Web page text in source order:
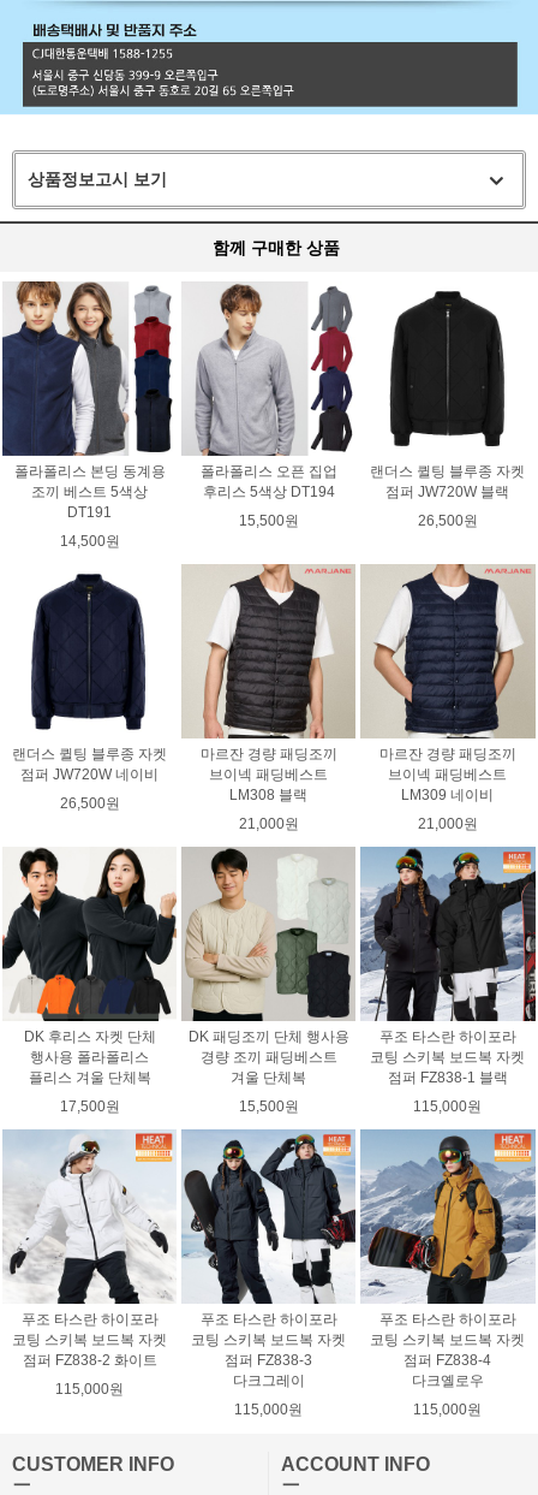
상품정보고시 보기
함께 구매한 상품
폴라폴리스 본딩 동계용
조끼 베스트 5색상
DT191
14,500원
폴라폴리스 오픈 집업
후리스 5색상 DT194
15,500원
랜더스 퀼팅 블루종 자켓
점퍼 JW720W 블랙
26,500원
랜더스 퀼팅 블루종 자켓
점퍼 JW720W 네이비
26,500원
마르잔 경량 패딩조끼
브이넥 패딩베스트
LM308 블랙
21,000원
마르잔 경량 패딩조끼
브이넥 패딩베스트
LM309 네이비
21,000원
DK 후리스 자켓 단체
행사용 폴라폴리스
플리스 겨울 단체복
17,500원
DK 패딩조끼 단체 행사용
경량 조끼 패딩베스트
겨울 단체복
15,500원
푸조 타스란 하이포라
코팅 스키복 보드복 자켓
점퍼 FZ838-1 블랙
115,000원
푸조 타스란 하이포라
코팅 스키복 보드복 자켓
점퍼 FZ838-2 화이트
115,000원
푸조 타스란 하이포라
코팅 스키복 보드복 자켓
점퍼 FZ838-3
다크그레이
115,000원
푸조 타스란 하이포라
코팅 스키복 보드복 자켓
점퍼 FZ838-4
다크옐로우
115,000원
CUSTOMER INFO
ㅡ
ACCOUNT INFO
ㅡ